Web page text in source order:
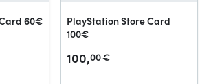
60€
PlayStation Store Card
100€
100,00€